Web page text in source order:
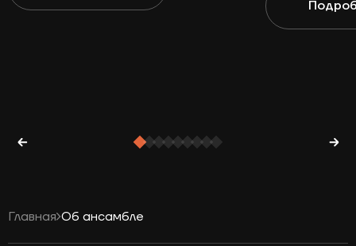
Главная Об ансамбле